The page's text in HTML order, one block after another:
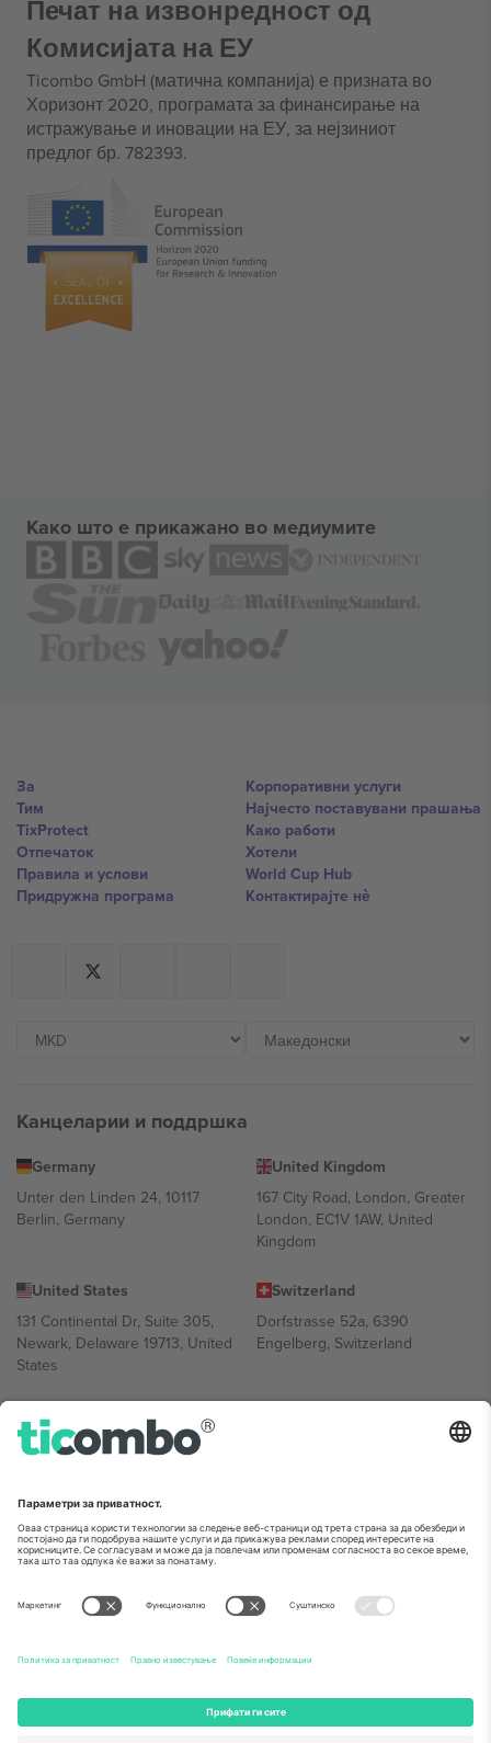
Печат на извонредност од
Комисијата на ЕУ
Ticombo GmbH (матична компанија) е призната во
Хоризонт 2020, програмата за финансирање на
истражување и иновации на ЕУ, за нејзиниот
предлог бр. 782393.
Како што е прикажано во медиумите
За
Тим
TixProtect
Отпечаток
Правила и услови
Придружна програма
Корпоративни услуги
Најчесто поставувани прашања
Како работи
Хотели
World Cup Hub
Контактирајте нѐ
Канцеларии и поддршка
Germany
Unter den Linden 24, 10117
Berlin, Germany
United Kingdom
167 City Road, London, Greater
London, EC1V 1AW, United
Kingdom
United States
131 Continental Dr, Suite 305,
Newark, Delaware 19713, United
States
Switzerland
Dorfstrasse 52a, 6390
Engelberg, Switzerland
Bulgaria
Regus Sofia City West, bul
UAE Dubai Silicon Oasis, DDP
Mexico
Av Chapultepec 360, Roma
Norte, Cuauhtémoc, 06700
Ciudad de México, CDMX,
разликува во зависност од локацијата, настанот и/или доменот.
За детали, проверете ја конкретната страница на настанот.,